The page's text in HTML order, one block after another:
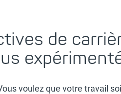
de
voulez que votre travail